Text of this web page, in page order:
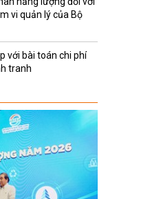
vi quản lý của Bộ
với bài toán chi phí
tranh